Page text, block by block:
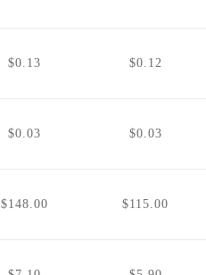
$0.13 $0.12
$0.03 $0.03
$148.00 $115.00